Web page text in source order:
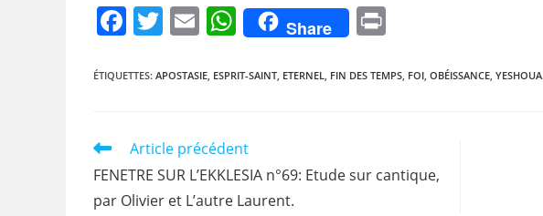
F
c
b
o
o
T
itt
E
ai
W
h
at
A
p
p
Share
t
ÉTIQUETTES: APOSTASIE, ESPRIT-SAINT, ETERNEL, FIN DES TEMPS, FOI, OBÉISSANCE, YESHOUA
Read
articles
Article précédent
FENETRE SUR L’EKKLESIA n°69: Etude sur cantique,
par Olivier et L’autre Laurent.